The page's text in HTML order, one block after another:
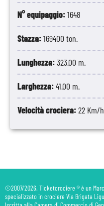
N° equipaggio:1648
Stazza:169400 ton.
Lunghezza:323.00 m.
Larghezza:41.00 m.
Velocità crociera:22 Km/h
©2007/2026. Ticketcrociere ® è un
specializzato in crociere Via Brigata